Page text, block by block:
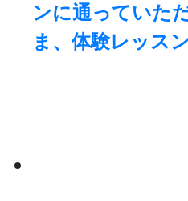
ンに通っていた
ま、体験レッス